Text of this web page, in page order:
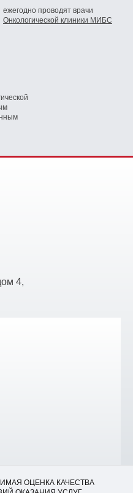
ежегодно проводят врачи
Онкологической клиники МИБС
4,
ОЦЕНКА КАЧЕСТВА